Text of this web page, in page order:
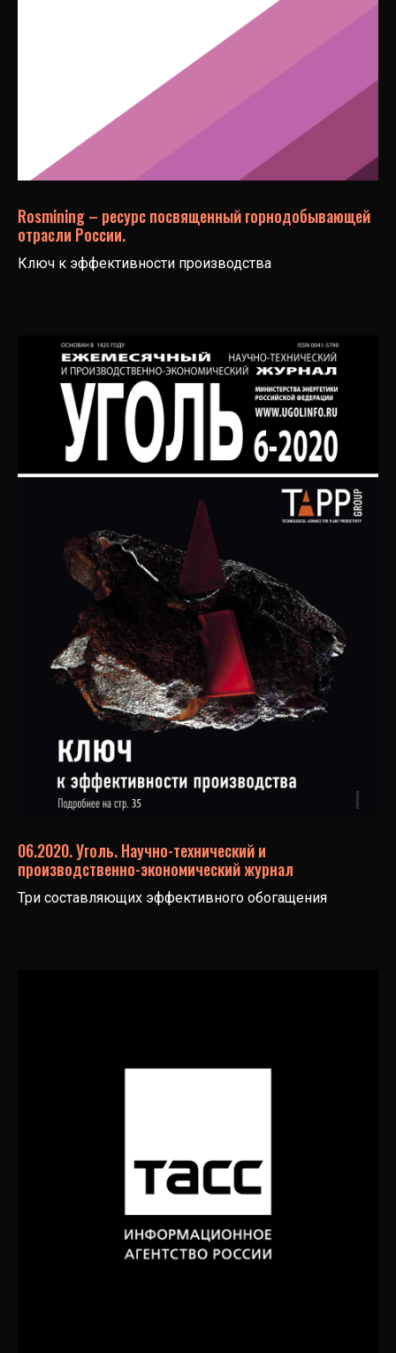
Rosmining – ресурс посвященный горнодобывающей
отрасли России.
Ключ к эффективности производства
06.2020. Уголь. Научно-технический и
производственно-экономический журнал
Три составляющих эффективного обогащения